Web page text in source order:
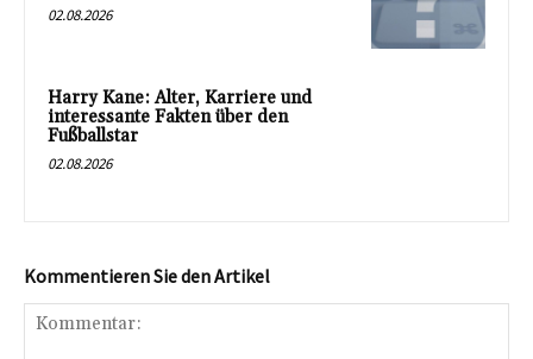
02.08.2026
Harry Kane: Alter, Karriere und
interessante Fakten über den
Fußballstar
02.08.2026
Kommentieren Sie den Artikel